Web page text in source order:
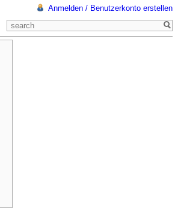
Anmelden / Benutzerkonto erstellen